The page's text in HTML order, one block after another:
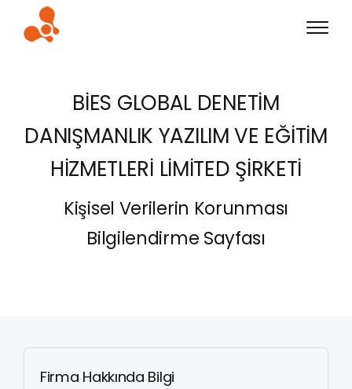
BİES GLOBAL DENETİM
DANIŞMANLIK YAZILIM VE EĞİTİM
HİZMETLERİ LİMİTED ŞİRKETİ
Kişisel Verilerin Korunması
Bilgilendirme Sayfası
Firma Hakkında Bilgi